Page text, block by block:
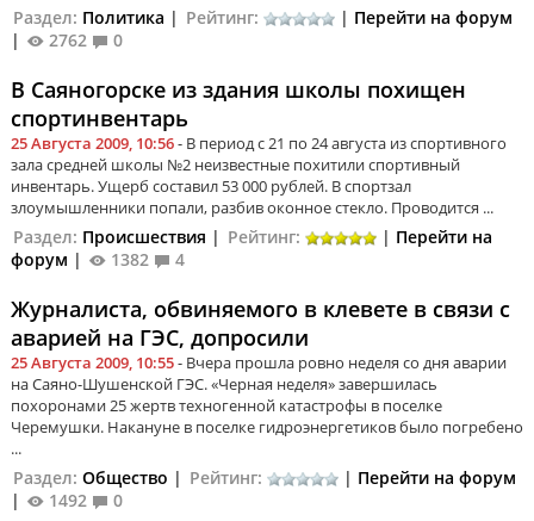
Раздел: Политика | Рейтинг: | Перейти на форум
|
2762 0
В Саяногорске из здания школы похищен
спортинвентарь
25 Августа 2009, 10:56- В период с 21 по 24 августа из спортивного
зала средней школы №2 неизвестные похитили спортивный
инвентарь. Ущерб составил 53 000 рублей. В спортзал
злоумышленники попали, разбив оконное стекло. Проводится ...
Раздел: Происшествия | Рейтинг: | Перейти на
форум | 1382 4
Журналиста, обвиняемого в клевете в связи с
аварией на ГЭС, допросили
25 Августа 2009, 10:55- Вчера прошла ровно неделя со дня аварии
на Саяно-Шушенской ГЭС. «Черная неделя» завершилась
похоронами 25 жертв техногенной катастрофы в поселке
Черемушки. Накануне в поселке гидроэнергетиков было погребено
...
Раздел: Общество | Рейтинг: | Перейти на форум
|
1492 0